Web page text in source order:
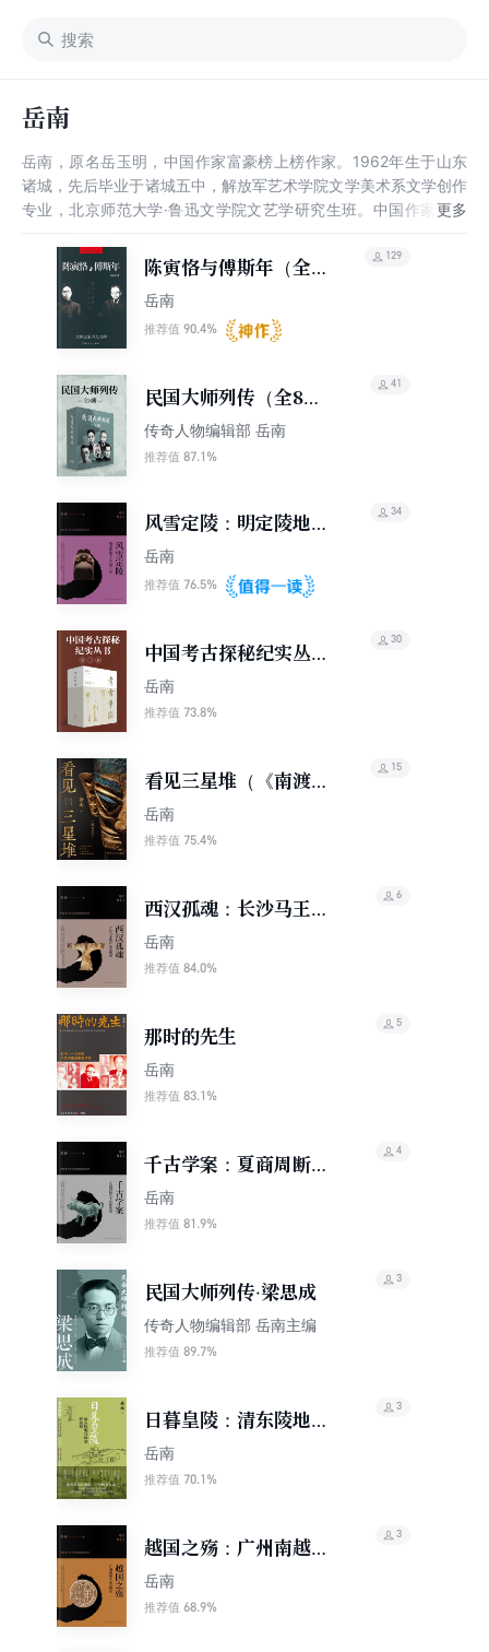
岳南
岳南，原名岳玉明，中国作家富豪榜上榜作家。1962年生于山东
诸城，先后毕业于诸城五中，解放军艺术学院文学美术系文学创作
专业，北京师范大学·鲁迅文学院文艺学研究生班。中国作家协会
陈寅恪与傅斯年（全新
修订版）
岳南
推荐值 90.4%
129
民国大师列传（全8
册）
传奇人物编辑部 岳南
推荐值 87.1%
41
风雪定陵：明定陵地下
玄宫洞开记
岳南
推荐值 76.5%
34
中国考古探秘纪实丛书
（全11册）
岳南
推荐值 73.8%
30
看见三星堆（《南渡北
归》作者岳南新作！）
岳南
推荐值 75.4%
15
西汉孤魂：长沙马王堆
汉墓发掘记
岳南
推荐值 84.0%
6
那时的先生
岳南
推荐值 83.1%
5
千古学案：夏商周断代
工程解密记
岳南
推荐值 81.9%
4
民国大师列传·梁思成
传奇人物编辑部 岳南主编
推荐值 89.7%
3
日暮皇陵：清东陵地宫
珍宝被盗记
岳南
推荐值 70.1%
3
越国之殇：广州南越王
墓发掘记
岳南
推荐值 68.9%
3